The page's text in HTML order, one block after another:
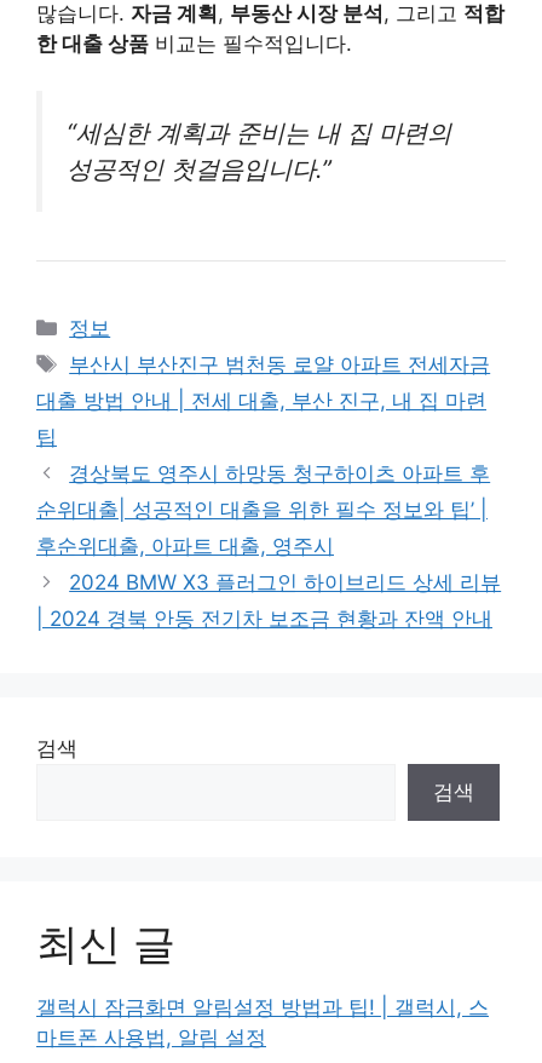
많습니다. 자금 계획 , 부동산 시장 분석 , 그리고 적합
한 대출 상품 비교는 필수적입니다.
“세심한 계획과 준비는 내 집 마련의
성공적인 첫걸음입니다.”
Categories
정보
Tags
부산시 부산진구 범천동 로얄 아파트 전세자금
대출 방법 안내 | 전세 대출, 부산 진구, 내 집 마련
팁
경상북도 영주시 하망동 청구하이츠 아파트 후
순위대출| 성공적인 대출을 위한 필수 정보와 팁’ |
후순위대출, 아파트 대출, 영주시
2024 BMW X3 플러그인 하이브리드 상세 리뷰
| 2024 경북 안동 전기차 보조금 현황과 잔액 안내
검색
검색
최신 글
갤럭시 잠금화면 알림설정 방법과 팁! | 갤럭시, 스
마트폰 사용법, 알림 설정